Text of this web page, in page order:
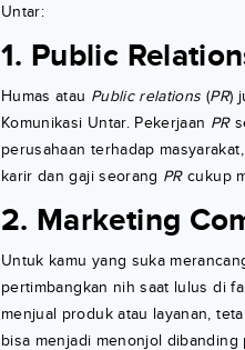
Untar:
1. Public
Humas atau Public relations (PR)
Komunikasi Untar. Pekerjaan PR
perusahaan terhadap masyarakat,
karir dan gaji seorang PRcukup
2. Marketing
Untuk kamu yang suka
pertimbangkan nih saat lulus di
menjual produk atau layanan,
bisa menjadi menonjol dibanding